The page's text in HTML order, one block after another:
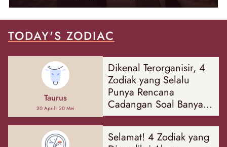
TODAY'S ZODIAC
Taurus
20 April - 20 Mei
Dikenal Terorganisir, 4
Zodiak yang Selalu
Punya Rencana
Cadangan Soal Banyak
Hal
Selamat! 4 Zodiak yang